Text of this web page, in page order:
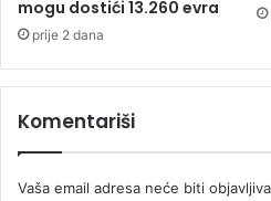
a
M
a
e
t
mogu dostići 13.260 evra
prije 2 dana
Komentariši
Vaša email adresa neće biti